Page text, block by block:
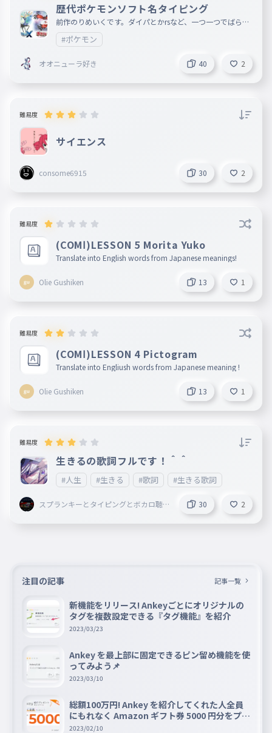
歴代ポケモンソフト名タイピング
前作のりめいくです。ダイパとかrsなど、一つ一つでばらし
ました。とくべつソフト他にあったら教えてください
#ポケモン
オオニューラ好き 40 2
難易度
サイエンス
consome6915 30 2
難易度
(COMⅠ)LESSON 5 Morita Yuko
Translate into English words from Japanese meanings!
Olie Gushiken 13 1
難易度
(COMⅠ)LESSON 4 Pictogram
Translate into Engliush words from Japanese meaning !
Olie Gushiken 13 1
難易度
生きるの歌詞フルです！＾＾
#人生 #生きる #歌詞 #生きる歌詞
スプランキーとタイピングとボカロ聴
30 2
注目の記事 記事一覧
新機能をリリース! Ankeyごとにオリジナルの
タグを複数設定できる『タグ機能』を紹介
2023/03/23
Ankey を最上部に固定できるピン留め機能を使
ってみよう📌
2023/03/10
総額100万円! Ankey を紹介してくれた人全員
にもれなく Amazon ギフト券 5000 円分をプレ
ゼントキャンペーン!!
2023/02/10